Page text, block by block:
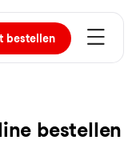
bestellen
bestellen